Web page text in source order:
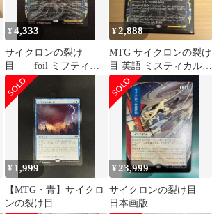
¥4,333
サイクロンの裂け
目 foil ミフティカ
ルアーカイブ
¥2,888
MTG サイクロンの裂け
目 英語 ミスティカルア
ーカイブ
¥ 1,999
【MTG・青】サイクロ
ンの裂け目
¥23,999
サイクロンの裂け目
日本画版